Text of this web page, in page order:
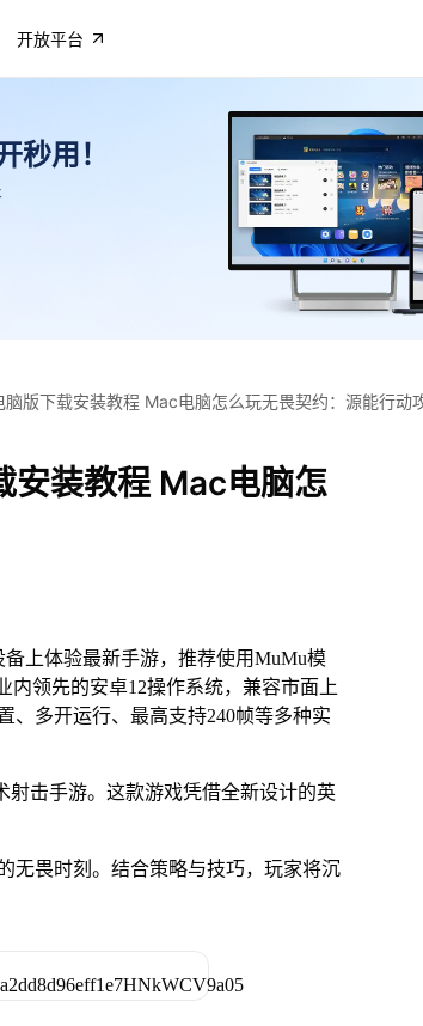
开放平台
用！
版下载安装教程 Mac电脑怎么玩无畏契约：源能行动
安装教程 Mac电脑怎
上体验最新手游，推荐使用MuMu模
内领先的安卓12操作系统，兼容市面上
、多开运行、最高支持240帧等多种实
射击手游。这款游戏凭借全新设计的英
无畏时刻。结合策略与技巧，玩家将沉